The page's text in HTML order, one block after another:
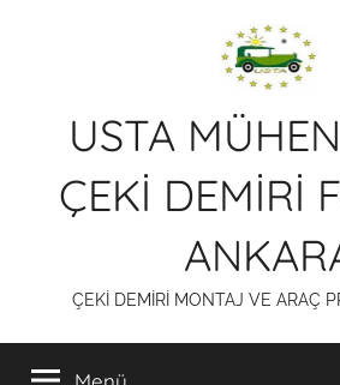
USTA
ÇEKİ DEMİRİ
ÇEKİ DEMİRİ MONTAJ VE ARAÇ